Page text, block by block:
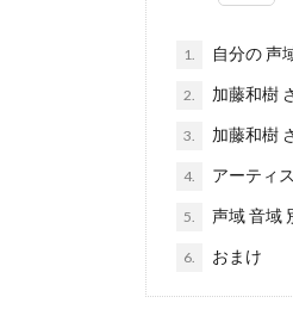
1. 自分の 声
2. 加藤和樹
3. 加藤和樹
4. アーティ
5. 声域 音域
6. おまけ